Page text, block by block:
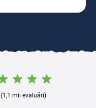
(1,1 mii evaluări)